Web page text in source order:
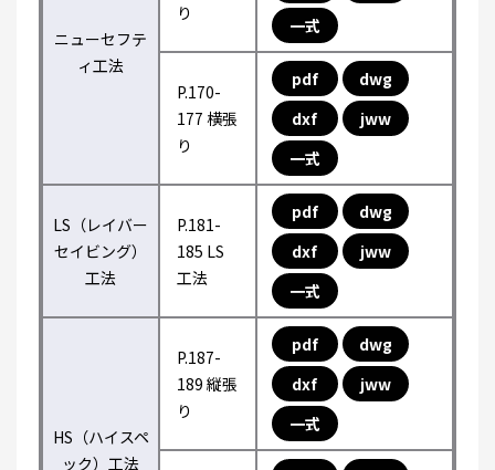
ニューセフテ
ィ工法
り
一式
P.170-
177 横張
り
pdf
dwg
dxf
jww
一式
LS（レイバー
セイビング）
工法
P.181-
185 LS
工法
pdf
dwg
dxf
jww
一式
HS（ハイスペ
ック）工法
P.187-
189 縦張
り
pdf
dwg
dxf
jww
一式